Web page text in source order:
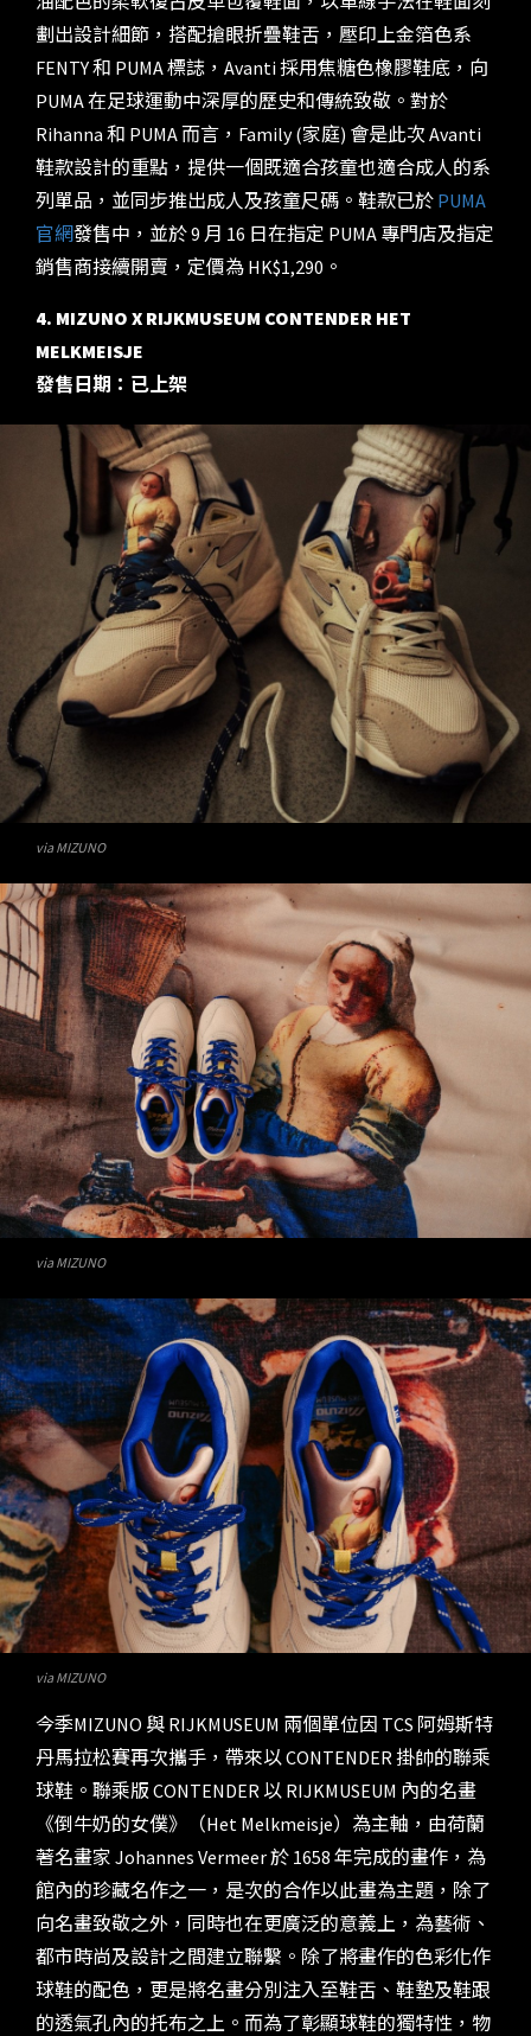
劃出設計細節，搭配搶眼折疊鞋舌，壓印上金箔色系
FENTY 和 PUMA 標誌，Avanti 採用焦糖色橡膠鞋底，向
PUMA 在足球運動中深厚的歷史和傳統致敬。對於
Rihanna 和 PUMA 而言，Family (家庭) 會是此次 Avanti
鞋款設計的重點，提供一個既適合孩童也適合成人的系
列單品，並同步推出成人及孩童尺碼。鞋款已於 PUMA
官網發售中，並於 9 月 16 日在指定 PUMA 專門店及指定
銷售商接續開賣，定價為 HK$1,290。
4. MIZUNO X RIJKMUSEUM CONTENDER HET
MELKMEISJE
發售日期：已上架
via MIZUNO
via MIZUNO
via MIZUNO
今季MIZUNO 與 RIJKMUSEUM 兩個單位因 TCS 阿姆斯特
丹馬拉松賽再次攜手，帶來以 CONTENDER 掛帥的聯乘
球鞋。聯乘版 CONTENDER 以 RIJKMUSEUM 內的名畫
《倒牛奶的女僕》（Het Melkmeisje）為主軸，由荷蘭
著名畫家 Johannes Vermeer 於 1658 年完成的畫作，為
館內的珍藏名作之一，是次的合作以此畫為主題，除了
向名畫致敬之外，同時也在更廣泛的意義上，為藝術、
都市時尚及設計之間建立聯繫。除了將畫作的色彩化作
球鞋的配色，更是將名畫分別注入至鞋舌、鞋墊及鞋跟
的透氣孔內的托布之上。而為了彰顯球鞋的獨特性，物